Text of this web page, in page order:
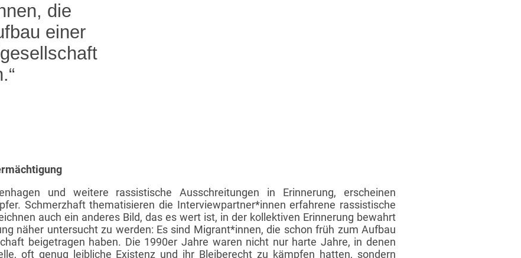
die
einer
und weitere rassistische Ausschreitungen in Erinnerung, erscheinen
Schmerzhaft thematisieren die Interviewpartner*innen erfahrene rassistische
auch ein anderes Bild, das es wert ist, in der kollektiven Erinnerung bewahrt
näher untersucht zu werden: Es sind Migrant*innen, die schon früh zum Aufbau
beigetragen haben. Die 1990er Jahre waren nicht nur harte Jahre, in denen
oft genug leibliche Existenz und ihr Bleiberecht zu kämpfen hatten, sondern